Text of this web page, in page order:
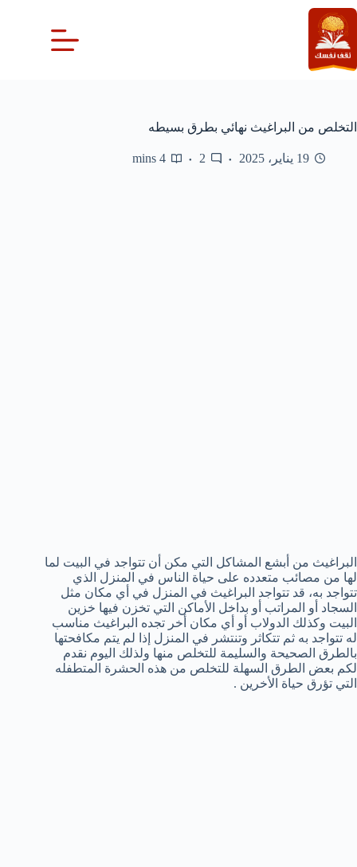
التجاوز
إلى
المحتوى
التخلص من البراغيث نهائي بطرق بسيطه
19 يناير، 2025 2
4 mins
البراغيث من أبشع المشاكل التي مكن أن تتواجد في البيت لما
لها من مصائب متعدده على حياة الناس في المنزل الذي
تتواجد به، قد تتواجد البراغيث في المنزل في أي مكان مثل
السجاد أو المراتب أو بداخل الأماكن التي تخزن فيها خزين
البيت وكذلك الدولاب أو أي مكان أخر تجده البراغيث مناسب
له تتواجد به ثم تتكاثر وتنتشر في المنزل إذا لم يتم مكافحتها
بالطرق الصحيحة والسليمة للتخلص منها ولذلك اليوم نقدم
لكم بعض الطرق السهلة للتخلص من هذه الحشرة المتطفله
التي تؤرق حياة الأخرين .